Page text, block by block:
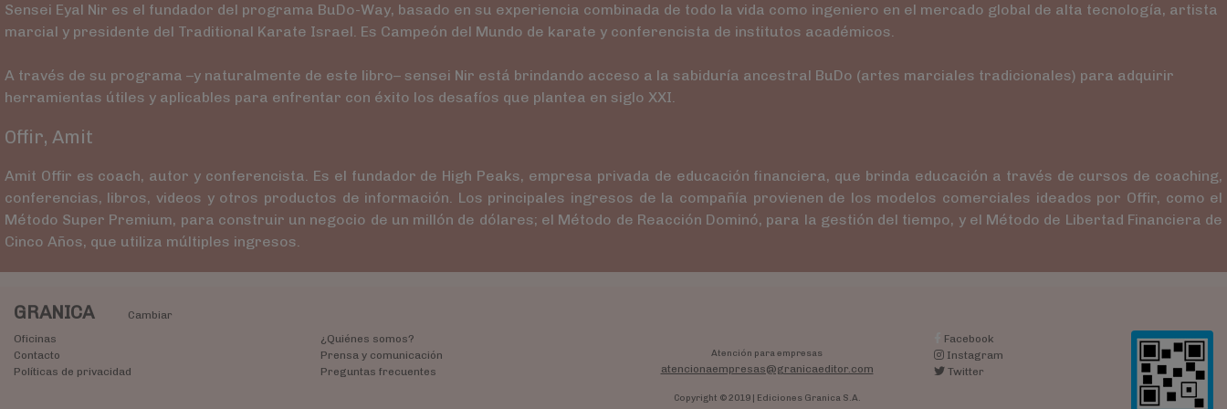
Sensei Eyal Nir es el fundador del programa BuDo-Way, basado en su experiencia combinada de todo la vida como ingeniero en el mercado global de alta tecnología, artista
marcial y presidente del Traditional Karate Israel. Es Campeón del Mundo de karate y conferencista de institutos académicos.
A través de su programa –y naturalmente de este libro– sensei Nir está brindando acceso a la sabiduría ancestral BuDo (artes marciales tradicionales) para adquirir
herramientas útiles y aplicables para enfrentar con éxito los desafíos que plantea en siglo XXI.
Offir, Amit
Amit Offir es coach, autor y conferencista. Es el fundador de High Peaks, empresa privada de educación financiera, que brinda educación a través de cursos de coaching,
conferencias, libros, videos y otros productos de información. Los principales ingresos de la compañía provienen de los modelos comerciales ideados por Offir, como el
Método Super Premium, para construir un negocio de un millón de dólares; el Método de Reacción Dominó, para la gestión del tiempo, y el Método de Libertad Financiera de
Cinco Años, que utiliza múltiples ingresos.
GRANICA
Cambiar
Oficinas
Contacto
Políticas de privacidad
¿Quiénes somos?
Prensa y comunicación
Preguntas frecuentes
Atención para empresas
atencionaempresas@granicaeditor.com
Copyright © 2019 | Ediciones Granica S.A.
Facebook
Instagram
Twitter